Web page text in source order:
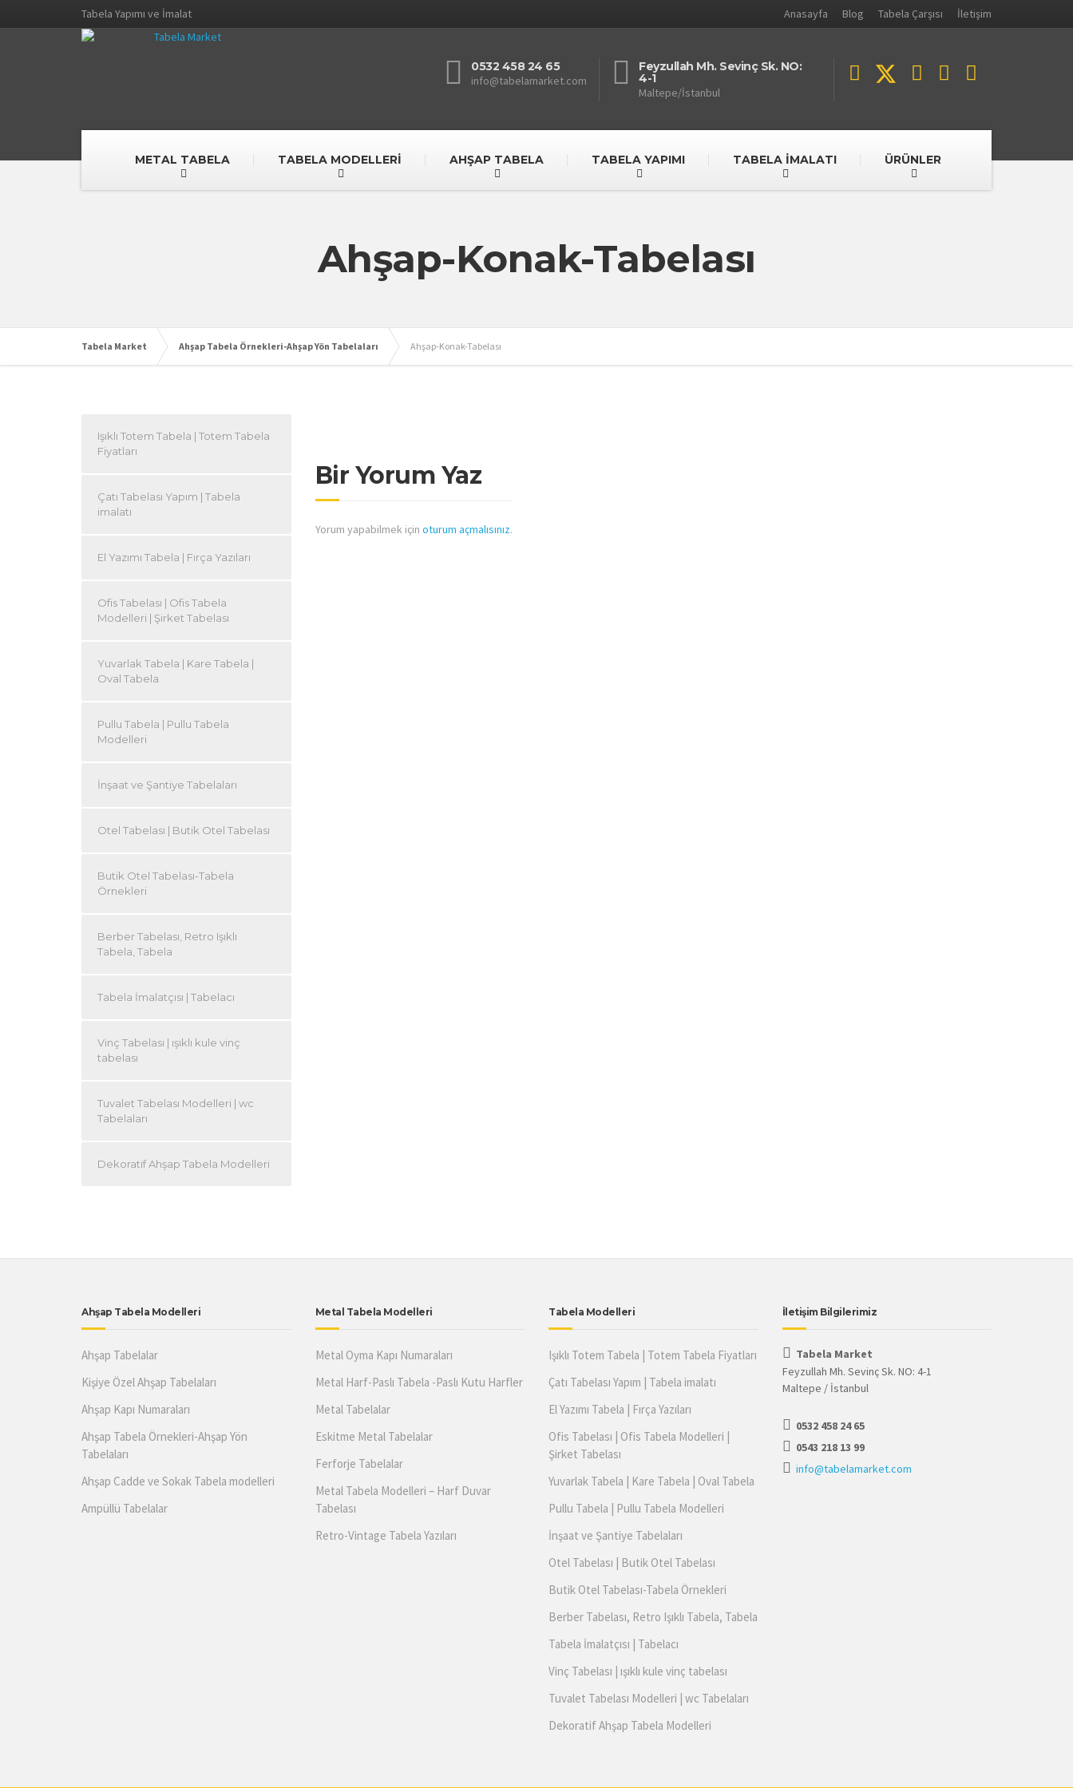
Tabela Yapımı ve İmalat Anasayfa Blog Tabela Çarşısı İletişim
0532 458 24 65
info@tabelamarket.com
Feyzullah Mh. Sevinç Sk. NO:
4-1
Maltepe/İstanbul
METAL TABELA TABELA MODELLERİ AHŞAP TABELA TABELA YAPIMI TABELA İMALATI ÜRÜNLER
Ahşap-Konak-Tabelası
Tabela Market Ahşap Tabela Örnekleri-Ahşap Yön Tabelaları Ahşap-Konak-Tabelası
Bir Yorum Yaz
Yorum yapabilmek için oturum açmalısınız.
Işıklı Totem Tabela | Totem Tabela
Fiyatları
Çatı Tabelası Yapım | Tabela
imalatı
El Yazımı Tabela | Fırça Yazıları
Ofis Tabelası | Ofis Tabela
Modelleri | Şirket Tabelası
Yuvarlak Tabela | Kare Tabela |
Oval Tabela
Pullu Tabela | Pullu Tabela
Modelleri
İnşaat ve Şantiye Tabelaları
Otel Tabelası | Butik Otel Tabelası
Butik Otel Tabelası-Tabela
Örnekleri
Berber Tabelası, Retro Işıklı
Tabela, Tabela
Tabela İmalatçısı | Tabelacı
Vinç Tabelası | ışıklı kule vinç
tabelası
Tuvalet Tabelası Modelleri | wc
Tabelaları
Dekoratif Ahşap Tabela Modelleri
Ahşap Tabela Modelleri
Ahşap Tabelalar
Kişiye Özel Ahşap Tabelaları
Ahşap Kapı Numaraları
Ahşap Tabela Örnekleri-Ahşap Yön
Tabelaları
Ahşap Cadde ve Sokak Tabela modelleri
Ampüllü Tabelalar
Metal Tabela Modelleri
Metal Oyma Kapı Numaraları
Metal Harf-Paslı Tabela -Paslı Kutu Harfler
Metal Tabelalar
Eskitme Metal Tabelalar
Ferforje Tabelalar
Metal Tabela Modelleri – Harf Duvar
Tabelası
Retro-Vintage Tabela Yazıları
Tabela Modelleri
Işıklı Totem Tabela | Totem Tabela Fiyatları
Çatı Tabelası Yapım | Tabela imalatı
El Yazımı Tabela | Fırça Yazıları
Ofis Tabelası | Ofis Tabela Modelleri |
Şirket Tabelası
Yuvarlak Tabela | Kare Tabela | Oval Tabela
Pullu Tabela | Pullu Tabela Modelleri
İnşaat ve Şantiye Tabelaları
Otel Tabelası | Butik Otel Tabelası
Butik Otel Tabelası-Tabela Örnekleri
Berber Tabelası, Retro Işıklı Tabela, Tabela
Tabela İmalatçısı | Tabelacı
Vinç Tabelası | ışıklı kule vinç tabelası
Tuvalet Tabelası Modelleri | wc Tabelaları
Dekoratif Ahşap Tabela Modelleri
İletişim Bilgilerimiz
Tabela Market
Feyzullah Mh. Sevinç Sk. NO: 4-1
Maltepe / İstanbul
0532 458 24 65
0543 218 13 99
info@tabelamarket.com